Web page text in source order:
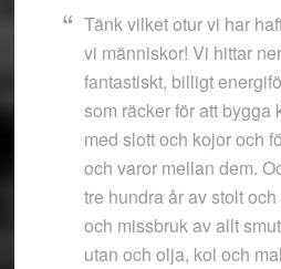
Tänk vilket otur vi har
vi människor! Vi hittar
fantastiskt, billigt
som räcker för att bygga
med slott och kojor och
och varor mellan dem.
tre hundra år av stolt
och missbruk av allt
utan och olja, kol och